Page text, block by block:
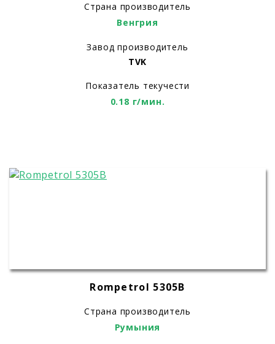
Страна производитель
Венгрия
Завод производитель
TVK
Показатель текучести
0.18 г/мин.
Rompetrol 5305B
Страна производитель
Румыния